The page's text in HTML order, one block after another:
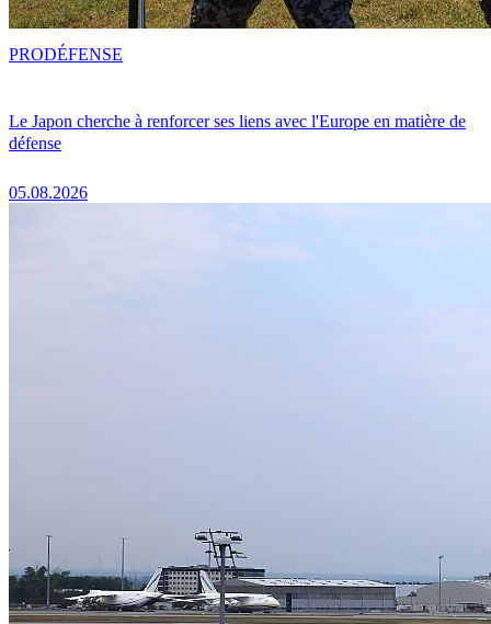
Le Japon cherche à renforcer ses liens avec l'Europe en matière de
défense
05.08.2026
PRODÉFENSE